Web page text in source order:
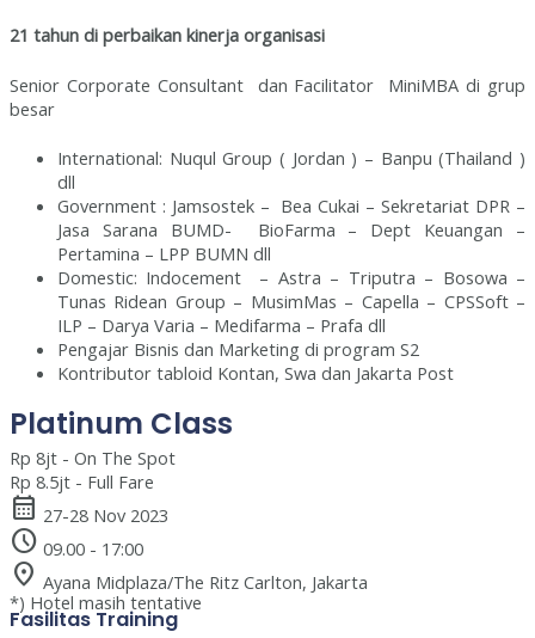
21 tahun di perbaikan kinerja organisasi
Senior Corporate Consultant dan Facilitator MiniMBA di grup
besar
International: Nuqul Group ( Jordan ) – Banpu (Thailand )
dll
Government : Jamsostek – Bea Cukai – Sekretariat DPR –
Jasa Sarana BUMD- BioFarma – Dept Keuangan –
Pertamina – LPP BUMN dll
Domestic: Indocement – Astra – Triputra – Bosowa –
Tunas Ridean Group – MusimMas – Capella – CPSSoft –
ILP – Darya Varia – Medifarma – Prafa dll
Pengajar Bisnis dan Marketing di program S2
Kontributor tabloid Kontan, Swa dan Jakarta Post
Platinum Class
Rp 8jt - On The Spot
Rp 8.5jt - Full Fare
calendar_month 27-28 Nov 2023
schedule 09.00 - 17:00
location_on Ayana Midplaza/The Ritz Carlton, Jakarta
*) Hotel masih tentative
Fasilitas Training